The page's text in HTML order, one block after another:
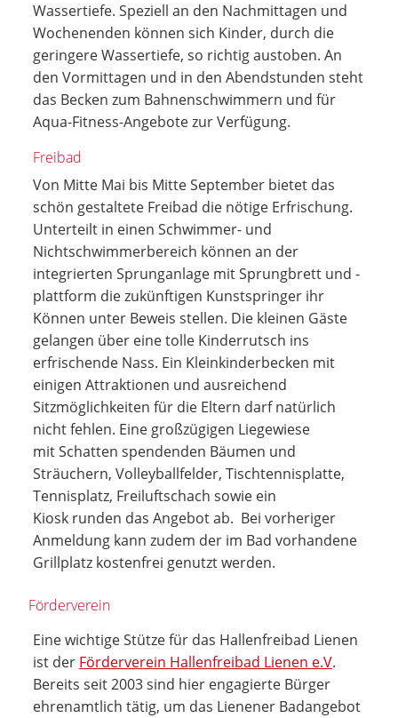
Wassertiefe. Speziell an den Nachmittagen und
Wochenenden können sich Kinder, durch die
geringere Wassertiefe, so richtig austoben. An
den Vormittagen und in den Abendstunden steht
das Becken zum Bahnenschwimmern und für
Aqua-Fitness-Angebote zur Verfügung.
Freibad
Von Mitte Mai bis Mitte September bietet das
schön gestaltete Freibad die nötige Erfrischung.
Unterteilt in einen Schwimmer- und
Nichtschwimmerbereich können an der
integrierten Sprunganlage mit Sprungbrett und -
plattform die zukünftigen Kunstspringer ihr
Können unter Beweis stellen. Die kleinen Gäste
gelangen über eine tolle Kinderrutsch ins
erfrischende Nass. Ein Kleinkinderbecken mit
einigen Attraktionen und ausreichend
Sitzmöglichkeiten für die Eltern darf natürlich
nicht fehlen. Eine großzügigen Liegewiese
mit Schatten spendenden Bäumen und
Sträuchern, Volleyballfelder, Tischtennisplatte,
Tennisplatz, Freiluftschach sowie ein
Kiosk runden das Angebot ab. Bei vorheriger
Anmeldung kann zudem der im Bad vorhandene
Grillplatz kostenfrei genutzt werden.
Förderverein
Eine wichtige Stütze für das Hallenfreibad Lienen
ist der Förderverein Hallenfreibad Lienen e.V.
Bereits seit 2003 sind hier engagierte Bürger
ehrenamtlich tätig, um das Lienener Badangebot